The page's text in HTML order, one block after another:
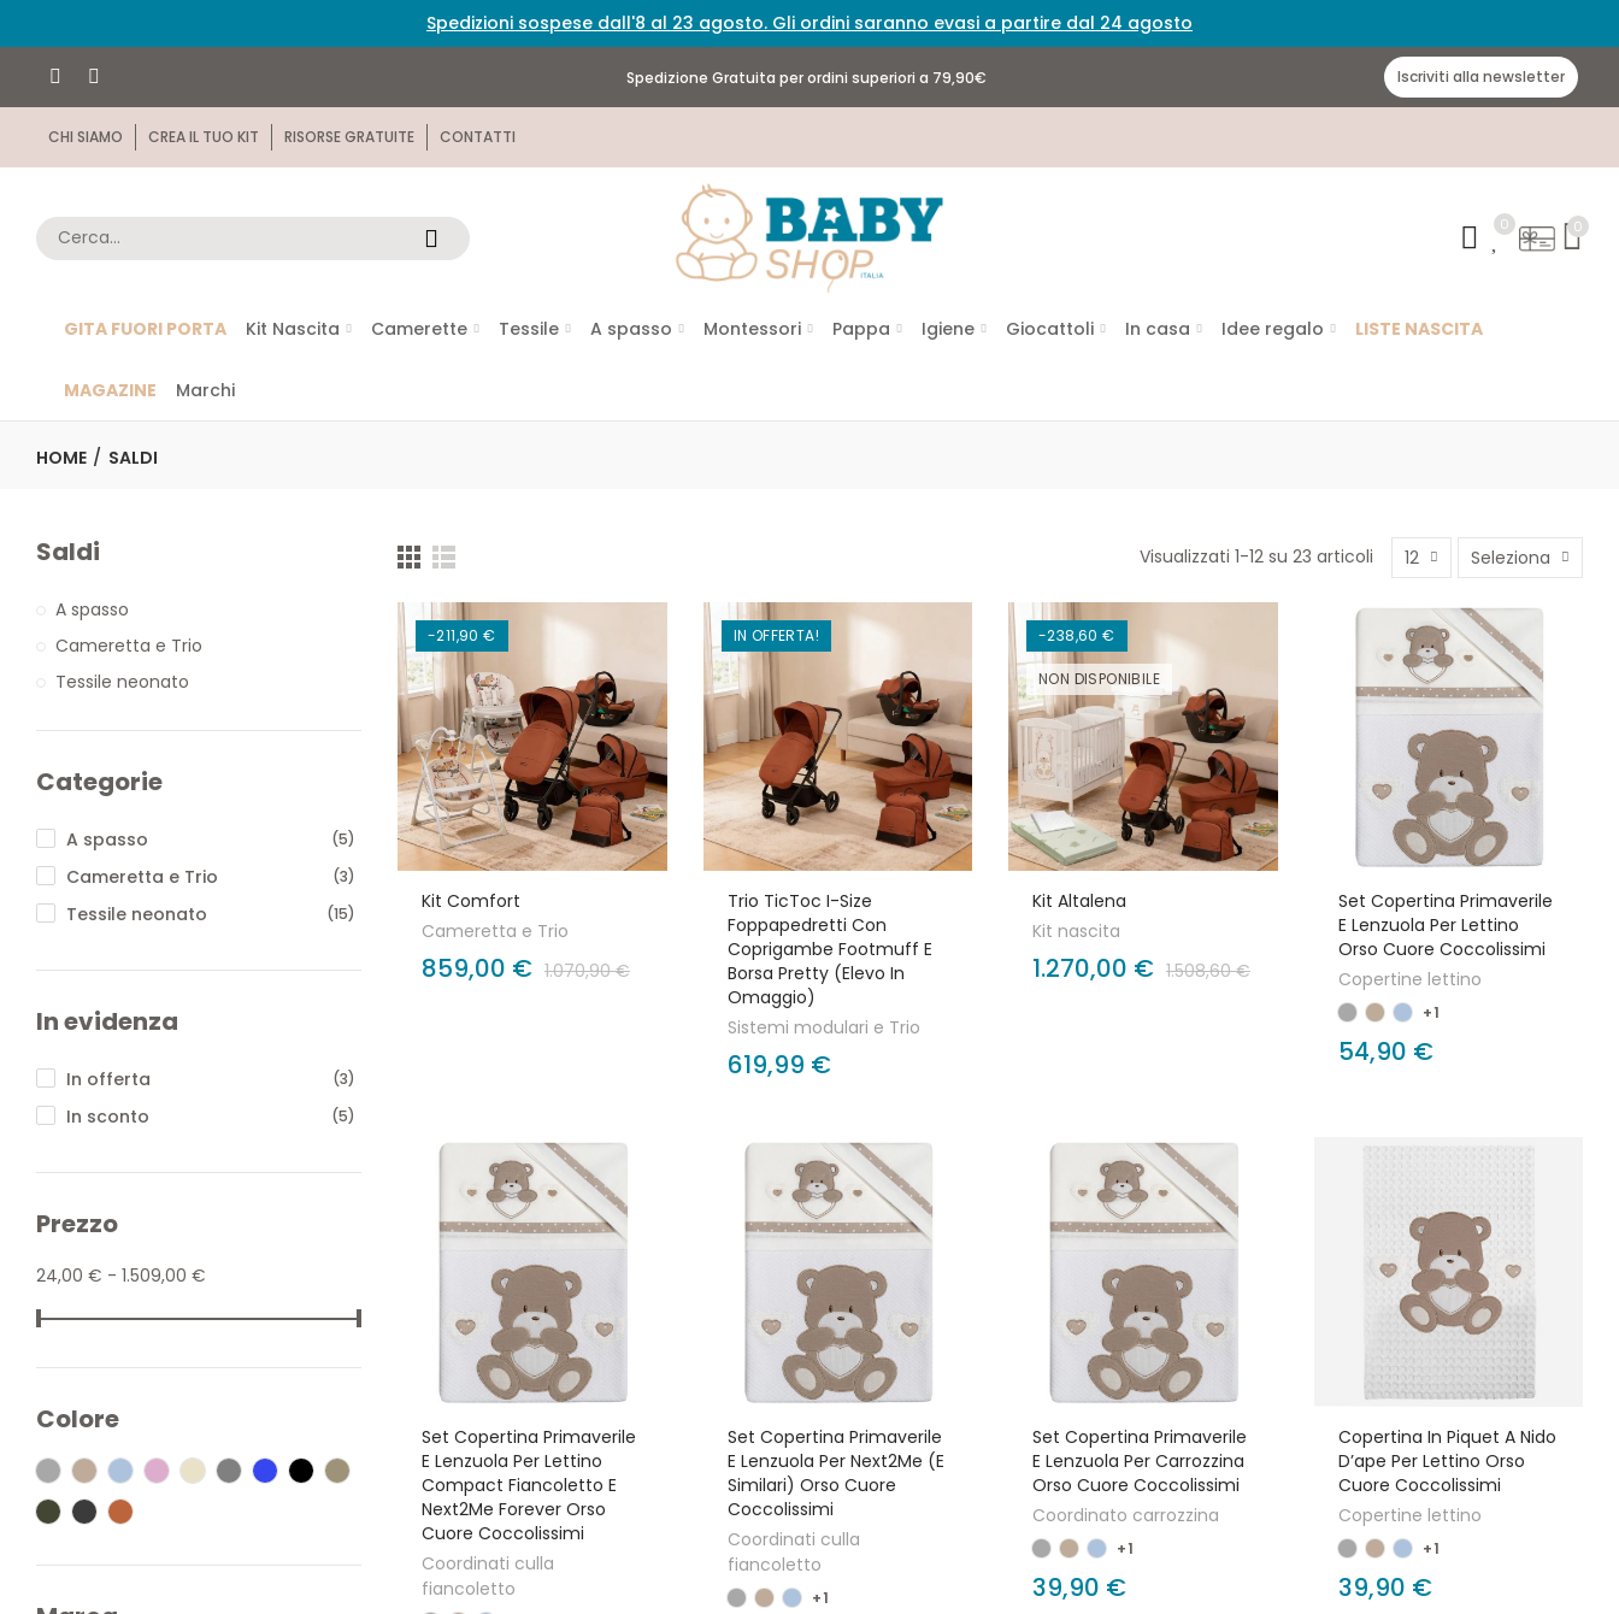
Spedizioni sospese dall'8 al 23 agosto. Gli ordini saranno evasi a partire dal 24 agosto
Spedizione Gratuita per ordini superiori a 79,90€ Iscriviti alla newsletter
CHI SIAMO CREA IL TUO KIT RISORSE GRATUITE CONTATTI
0 0
GITA FUORI PORTA Kit Nascita Camerette Tessile A spasso Montessori Pappa Igiene Giocattoli In casa Idee regalo LISTE NASCITA
MAGAZINE Marchi
HOME SALDI
Visualizzati 1-12 su 23 articoli 12 Seleziona
-211,90 €
Kit Comfort
Cameretta e Trio
859,00 € 1.070,90 €
IN OFFERTA!
Trio TicToc I-Size
Foppapedretti Con
Coprigambe Footmuff E
Borsa Pretty (elevo In
Omaggio)
Sistemi modulari e Trio
619,99 €
-238,60 €
NON DISPONIBILE
Kit Altalena
Kit nascita
1.270,00 € 1.508,60 €
Set Copertina Primaverile
E Lenzuola Per Lettino
Orso Cuore Coccolissimi
Copertine lettino
+1
54,90 €
Set Copertina Primaverile
E Lenzuola Per Lettino
Compact Fiancoletto E
Next2Me Forever Orso
Cuore Coccolissimi
Coordinati culla
fiancoletto
Set Copertina Primaverile
E Lenzuola Per Next2Me (e
Similari) Orso Cuore
Coccolissimi
Coordinati culla
fiancoletto
+1
Set Copertina Primaverile
E Lenzuola Per Carrozzina
Orso Cuore Coccolissimi
Coordinato carrozzina
+1
39,90 €
Copertina In Piquet A Nido
D’ape Per Lettino Orso
Cuore Coccolissimi
Copertine lettino
+1
39,90 €
Saldi
A spasso
Cameretta e Trio
Tessile neonato
Categorie
A spasso (5)
Cameretta e Trio (3)
Tessile neonato (15)
In evidenza
In offerta (3)
In sconto (5)
Prezzo
24,00 € - 1.509,00 €
Colore